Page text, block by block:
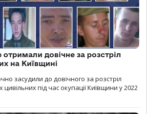
отримали довічне за розстріл
на Київщині
засудили до довічного за розстріл
під час окупації Київщини у 2022